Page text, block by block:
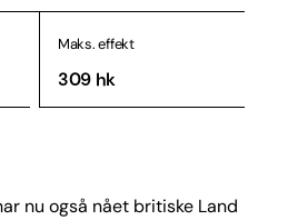
Maks. effekt
309 hk
nu også nået britiske Land